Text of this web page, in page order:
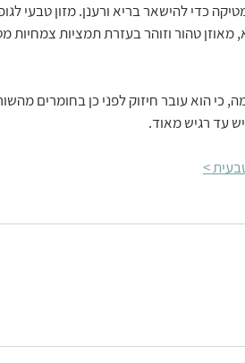
כדי להישאר בריא ורענן. מזון טבעי
טהור וזוהר בעזרת תמציות צמחיות
כי הוא עובר חיזוק לפני כן בחומרים
עד רגיש מאוד.
>